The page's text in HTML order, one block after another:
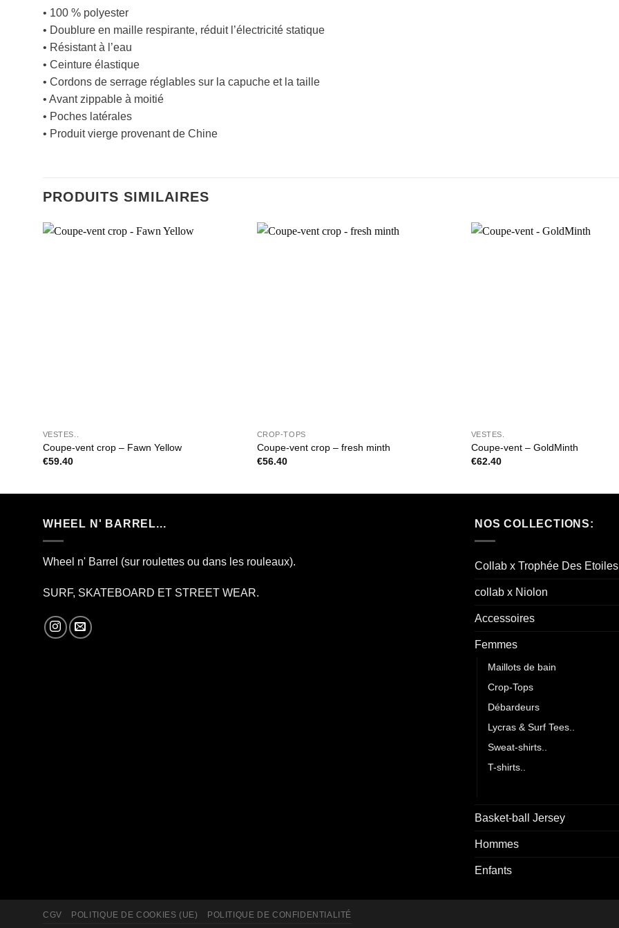
• 100 % polyester
• Doublure en maille respirante, réduit l’électricité statique
• Résistant à l’eau
• Ceinture élastique
• Cordons de serrage réglables sur la capuche et la taille
• Avant zippable à moitié
• Poches latérales
• Produit vierge provenant de Chine
PRODUITS SIMILAIRES
VESTES..
Coupe-vent crop – Fawn Yellow
€59.40
CROP-TOPS
Coupe-vent crop – fresh minth
€56.40
VESTES.
Coupe-vent – GoldMinth
€62.40
WHEEL N' BARREL...
Wheel n' Barrel (sur roulettes ou dans les rouleaux).
SURF, SKATEBOARD ET STREET WEAR.
NOS COLLECTIONS:
Collab x Trophée Des Etoiles
collab x Niolon
Accessoires
Femmes
Maillots de bain
Crop-Tops
Débardeurs
Lycras & Surf Tees..
Sweat-shirts..
T-shirts..
Basket-ball Jersey
Hommes
Enfants
CGV POLITIQUE DE COOKIES (UE) POLITIQUE DE CONFIDENTIALITÉ